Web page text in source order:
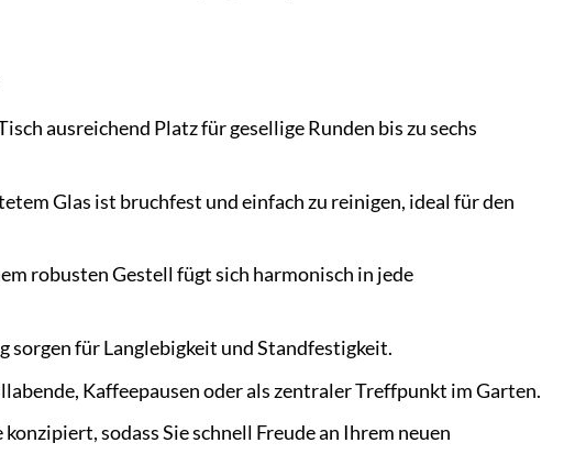
ausreichend Platz für gesellige Runden bis zu sechs
Glas ist bruchfest und einfach zu reinigen, ideal für den
robusten Gestell fügt sich harmonisch in jede
für Langlebigkeit und Standfestigkeit.
Kaffeepausen oder als zentraler Treffpunkt im Garten.
sodass Sie schnell Freude an Ihrem neuen